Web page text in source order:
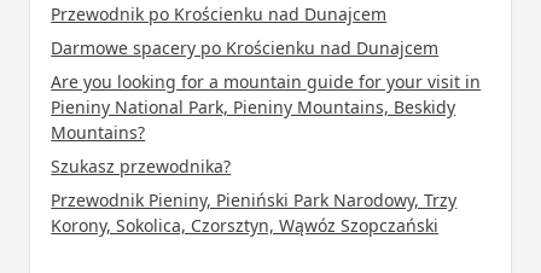
Przewodnik po Krościenku nad Dunajcem
Darmowe spacery po Krościenku nad Dunajcem
Are you looking for a mountain guide for your visit in
Pieniny National Park, Pieniny Mountains, Beskidy
Mountains?
Szukasz przewodnika?
Przewodnik Pieniny, Pieniński Park Narodowy, Trzy
Korony, Sokolica, Czorsztyn, Wąwóz Szopczański